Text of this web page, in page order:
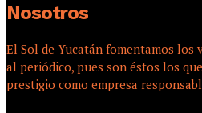
Nosotros
El Sol de Yucatán fomentamos los
al periódico, pues son éstos los
prestigio como empresa